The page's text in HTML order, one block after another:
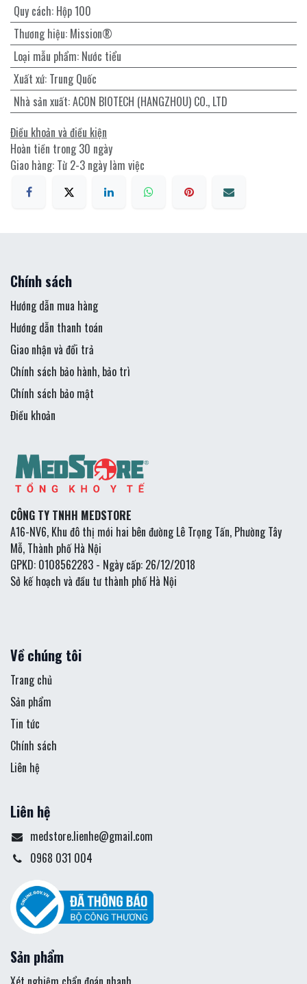
Quy cách: Hộp 100
Thương hiệu: Mission®
Loại mẫu phẩm: Nước tiểu
Xuất xứ: Trung Quốc
Nhà sản xuất:ACON BIOTECH (HANGZHOU) CO., LTD
Điều khoản và điều kiện
Hoàn tiền trong 30 ngày
Giao hàng: Từ 2-3 ngày làm việc
Chính sách
Hướng dẫn mua hàng
Hướng dẫn thanh toán
Giao nhận và đổi trả
Chính sách bảo hành, bảo trì
Chính sách bảo mật
Điều khoản
CÔNG TY TNHH MEDSTORE
A16-NV6, Khu đô thị mới hai bên đường Lê Trọng Tấn, Phường Tây
Mỗ, Thành phố Hà Nội
GPKD: 0108562283 - Ngày cấp: 26/12/2018
Sở kế hoạch và đầu tư thành phố Hà Nội
Về chúng tôi
Trang chủ
Sản phẩm
Tin tức
Chính sách
Liên hệ
Liên hệ
medstore.lienhe@gmail.com
0968 031 004
Sản phẩm